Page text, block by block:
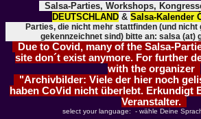
Salsa-Parties, Workshops,
DEUTSCHLAND & Salsa-Kalender
Parties, die nicht mehr stattfinden (und
gekennzeichnet sind) bitte an: salsa (at)
Due to Covid, many of the Salsa-
site don´t exist anymore. For further
with the organizer
"Archivbilder: Viele der hier noch
haben CoVid nicht überlebt. Erkundigt
Veranstalter.
select your language: - wähle Deine